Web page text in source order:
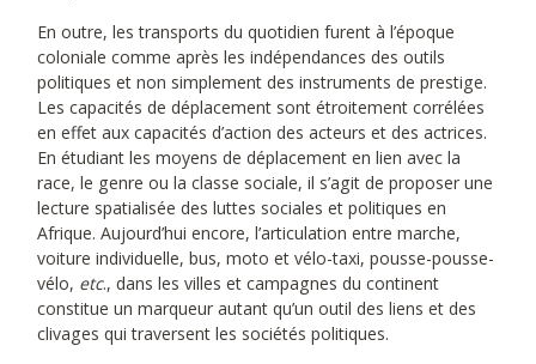
En outre, les transports du quotidien furent à l’époque
coloniale comme après les indépendances des outils
politiques et non simplement des instruments de prestige.
Les capacités de déplacement sont étroitement corrélées
en effet aux capacités d’action des acteurs et des actrices.
En étudiant les moyens de déplacement en lien avec la
race, le genre ou la classe sociale, il s’agit de proposer une
lecture spatialisée des luttes sociales et politiques en
Afrique. Aujourd’hui encore, l’articulation entre marche,
voiture individuelle, bus, moto et vélo-taxi, pousse-pousse-
vélo, etc., dans les villes et campagnes du continent
constitue un marqueur autant qu’un outil des liens et des
clivages qui traversent les sociétés politiques.